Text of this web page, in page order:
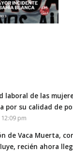
laboral de las
por su calidad de
pm
de Vaca Muerta,
recién ahora